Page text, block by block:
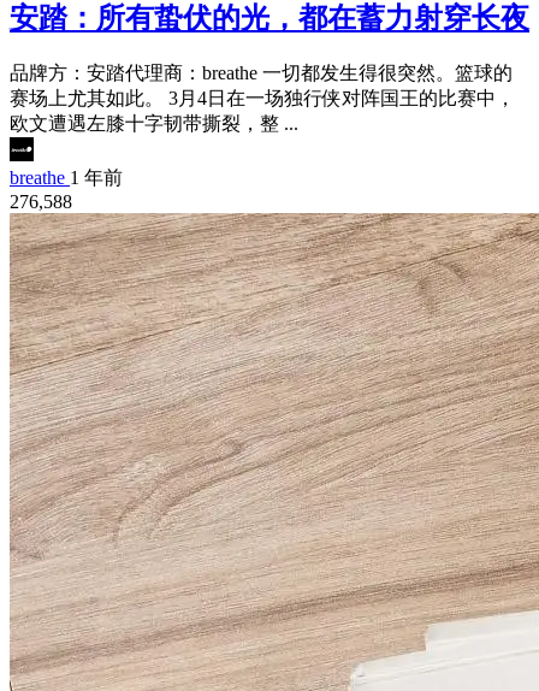
安踏：所有蛰伏的光，都在蓄力射穿长夜
品牌方：安踏代理商：breathe 一切都发生得很突然。篮球的
赛场上尤其如此。 3月4日在一场独行侠对阵国王的比赛中，
欧文遭遇左膝十字韧带撕裂，整 ...
breathe 1 年前
276,588